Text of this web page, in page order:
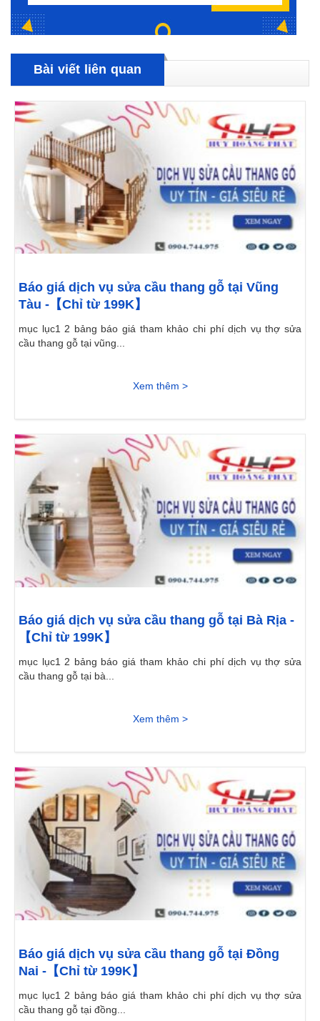
Bài viết liên quan
Báo giá dịch vụ sửa cầu thang gỗ tại Vũng
Tàu -【Chỉ từ 199K】
mục lục1 2 bảng báo giá tham khảo chi phí dịch vụ thợ sửa
cầu thang gỗ tại vũng...
Xem thêm >
Báo giá dịch vụ sửa cầu thang gỗ tại Bà Rịa -
【Chỉ từ 199K】
mục lục1 2 bảng báo giá tham khảo chi phí dịch vụ thợ sửa
cầu thang gỗ tại bà...
Xem thêm >
Báo giá dịch vụ sửa cầu thang gỗ tại Đồng
Nai -【Chỉ từ 199K】
mục lục1 2 bảng báo giá tham khảo chi phí dịch vụ thợ sửa
cầu thang gỗ tại đồng...